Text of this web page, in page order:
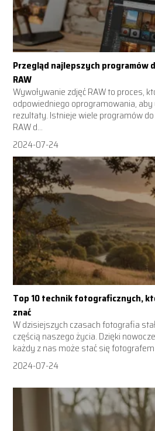
Przegląd najlepszych programów
RAW
Wywoływanie zdjęć RAW to proces,
odpowiedniego oprogramowania,
rezultaty. Istnieje wiele programów
RAW d...
2024-07-24
Top 10 technik fotograficznych,
znać
W dzisiejszych czasach fotografia
częścią naszego życia. Dzięki
każdy z nas może stać się fotografem
2024-07-24